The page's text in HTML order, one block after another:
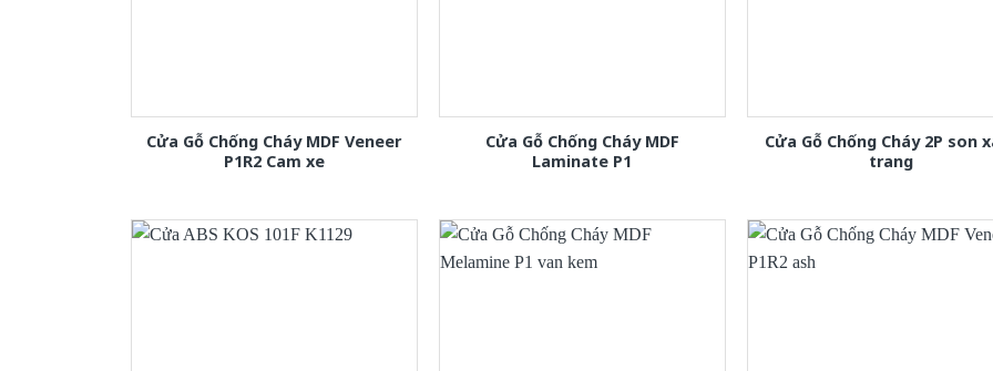
Cửa Gỗ Chống Cháy MDF Veneer
P1R2 Cam xe
Cửa Gỗ Chống Cháy MDF
Laminate P1
Cửa Gỗ Chống Cháy 2P son
trang